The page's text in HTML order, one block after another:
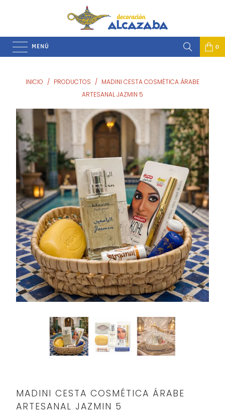
MENÚ 0
INICIO / PRODUCTOS / MADINI CESTA COSMÉTICA ÁRABE
ARTESANAL JAZMIN 5
MADINI CESTA COSMÉTICA ÁRABE
ARTESANAL JAZMIN 5